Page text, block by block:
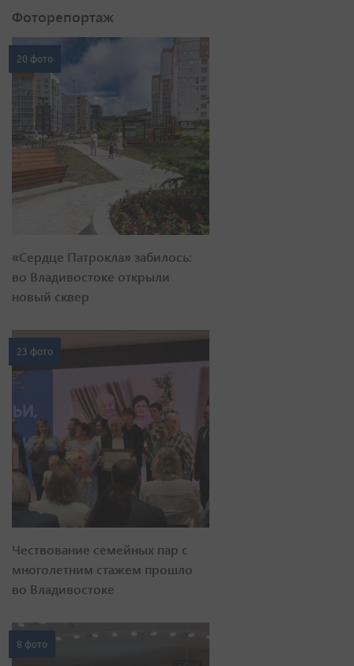
Фоторепортаж
20 фото
«Сердце Патрокла» забилось:
во Владивостоке открыли
новый сквер
23 фото
Чествование семейных пар с
многолетним стажем прошло
во Владивостоке
8 фото